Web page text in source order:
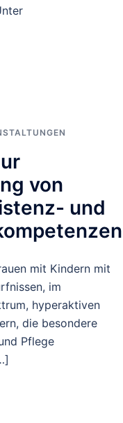
von
und
mit Kindern mit
im
hyperaktiven
die besondere
Pflege